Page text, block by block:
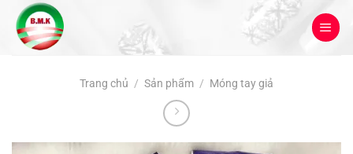
qua
Trang chủ / Sản phẩm / Móng tay giả